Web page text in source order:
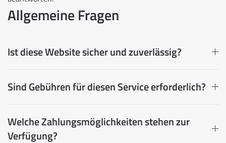
Allgemeine Fragen
Ist diese Website sicher und zuverlässig?
Sind Gebühren für diesen Service erforderlich?
Welche Zahlungsmöglichkeiten stehen zur
Verfügung?